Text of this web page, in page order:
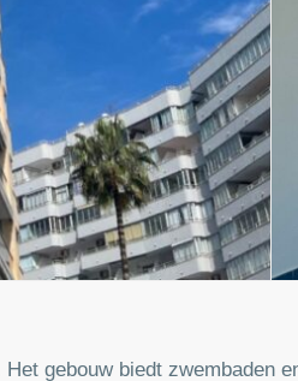
gebouw biedt zwembaden